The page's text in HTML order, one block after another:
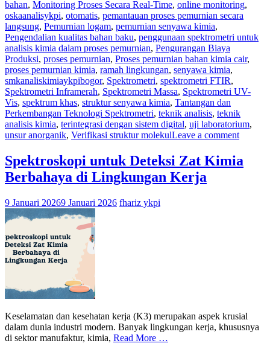
bahan, Monitoring Proses Secara Real-Time, online monitoring,
oskaanalisykpi, otomatis, pemantauan proses pemurnian secara
langsung, Pemurnian logam, pemurnian senyawa kimia,
Pengendalian kualitas bahan baku, penggunaan spektrometri untuk
analisis kimia dalam proses pemurnian, Pengurangan Biaya
Produksi, proses pemurnian, Proses pemurnian bahan kimia cair,
proses pemurnian kimia, ramah lingkungan, senyawa kimia,
smkanaliskimiaykpibogor, Spektrometri, spektrometri FTIR,
Spektrometri Inframerah, Spektrometri Massa, Spektrometri UV-
Vis, spektrum khas, struktur senyawa kimia, Tantangan dan
Perkembangan Teknologi Spektrometri, teknik analisis, teknik
analisis kimia, terintegrasi dengan sistem digital, uji laboratorium,
unsur anorganik, Verifikasi struktur molekulLeave a comment
Spektroskopi untuk Deteksi Zat Kimia
Berbahaya di Lingkungan Kerja
9 Januari 20269 Januari 2026 fhariz ykpi
Keselamatan dan kesehatan kerja (K3) merupakan aspek krusial
dalam dunia industri modern. Banyak lingkungan kerja, khususnya
di sektor manufaktur, kimia, Read More …